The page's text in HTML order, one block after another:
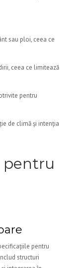
sau ploi, ceea ce
ceea ce limitează
pentru
de climă și intenția
pentru
pentru
structuri